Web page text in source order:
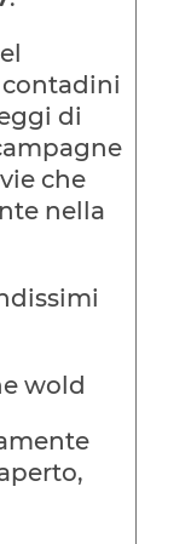
contadini
di
che
nella